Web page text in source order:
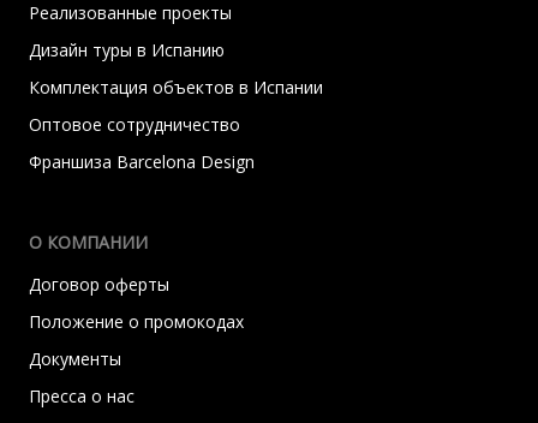
Реализованные проекты
Дизайн туры в Испанию
Комплектация объектов в Испании
Оптовое сотрудничество
Франшиза Barcelona Design
О КОМПАНИИ
Договор оферты
Положение о промокодах
Документы
Пресса о нас